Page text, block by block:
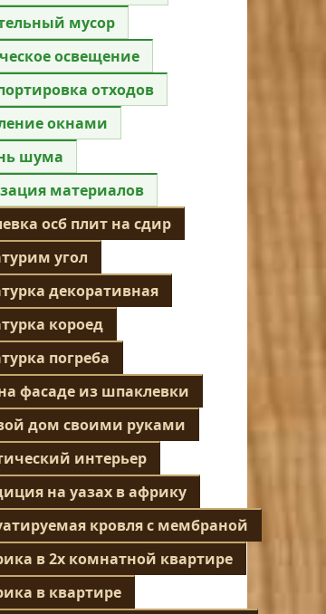
мусор
освещение
отходов
окнами
шума
материалов
осб плит на сдир
угол
декоративная
короед
погреба
фасаде из шпаклевки
дом своими руками
интерьер
на уазах в африку
кровля с мембраной
в 2х комнатной квартире
в квартире